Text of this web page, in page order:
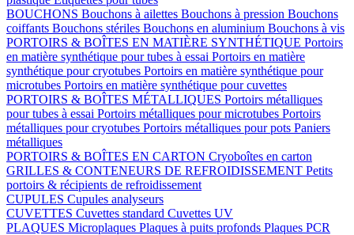
BOUCHONS Bouchons à ailettes Bouchons à pression Bouchons
coiffants Bouchons stériles Bouchons en aluminium Bouchons à vis
PORTOIRS & BOÎTES EN MATIÈRE SYNTHÉTIQUE Portoirs
en matière synthétique pour tubes à essai Portoirs en matière
synthétique pour cryotubes Portoirs en matière synthétique pour
microtubes Portoirs en matière synthétique pour cuvettes
PORTOIRS & BOÎTES MÉTALLIQUES Portoirs métalliques
pour tubes à essai Portoirs métalliques pour microtubes Portoirs
métalliques pour cryotubes Portoirs métalliques pour pots Paniers
métalliques
PORTOIRS & BOÎTES EN CARTON Cryoboîtes en carton
GRILLES & CONTENEURS DE REFROIDISSEMENT Petits
portoirs & récipients de refroidissement
CUPULES Cupules analyseurs
CUVETTES Cuvettes standard Cuvettes UV
PLAQUES Microplaques Plaques à puits profonds Plaques PCR